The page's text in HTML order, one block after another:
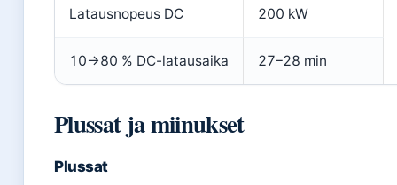
Latausnopeus DC 200 kW
10→80 % DC-latausaika 27–28 min
Plussat ja miinukset
Plussat